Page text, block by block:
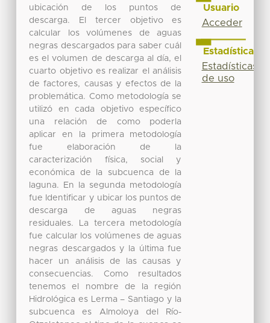
ubicación de los puntos de
descarga. El tercer objetivo es
calcular los volúmenes de aguas
negras descargados para saber cuál
es el volumen de descarga al día, el
cuarto objetivo es realizar el análisis
de factores, causas y efectos de la
problemática. Como metodología se
utilizó en cada objetivo específico
una relación de como poderla
aplicar en la primera metodología
fue elaboración de la
caracterización física, social y
económica de la subcuenca de la
laguna. En la segunda metodología
fue Identificar y ubicar los puntos de
descarga de aguas negras
residuales. La tercera metodología
fue calcular los volúmenes de aguas
negras descargados y la última fue
hacer un análisis de las causas y
consecuencias. Como resultados
tenemos el nombre de la región
Hidrológica es Lerma – Santiago y la
subcuenca es Almoloya del Río-
Usuario
Acceder
Estadísticas
Estadísticas
de uso